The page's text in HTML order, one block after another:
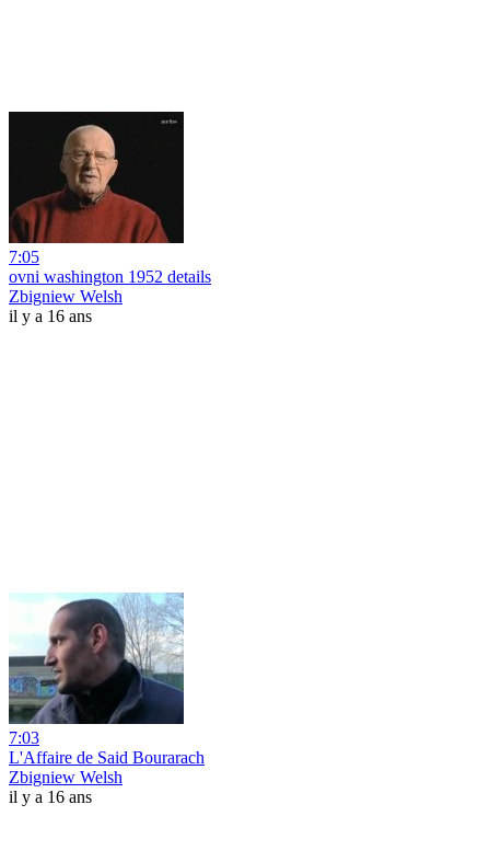
7:05
ovni washington 1952 details
Zbigniew Welsh
il y a 16 ans
7:03
L'Affaire de Said Bourarach
Zbigniew Welsh
il y a 16 ans